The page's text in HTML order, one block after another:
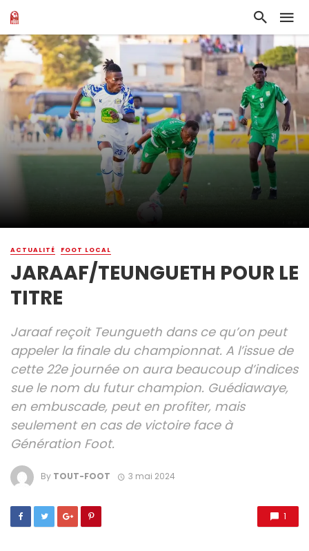
ACTUALITÉ FOOT LOCAL
JARAAF/TEUNGUETH POUR LE
TITRE
Jaraaf reçoit Teungueth dans ce qu’on peut
appeler la finale du championnat. A l’issue de
cette 22e journée on aura beaucoup d’indices
sue le nom du futur champion. Guédiawaye,
en embuscade, peut en profiter, mais
seulement en cas de victoire face à
Génération Foot.
By TOUT-FOOT 3 mai 2024
1